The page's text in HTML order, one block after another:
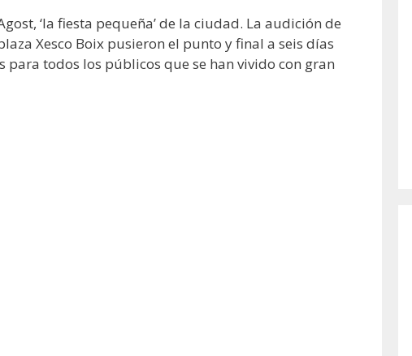
‘la fiesta pequeña’ de la ciudad. La audición de
Xesco Boix pusieron el punto y final a seis días
todos los públicos que se han vivido con gran